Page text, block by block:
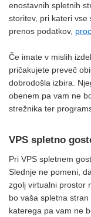
enostavnih spletnih
storitev, pri kateri
prenos podatkov,
Če imate v mislih
pričakujete preveč
dobrodošla izbira.
obenem pa vam ne
strežnika ter
VPS spletno
Pri VPS spletnem
Slednje ne pomeni,
zgolj virtualni prostor
bo vaša spletna
katerega pa vam ne